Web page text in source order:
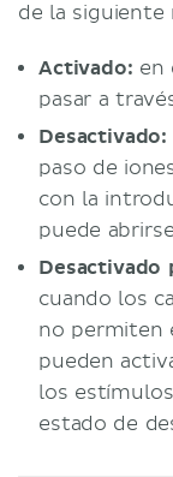
de la siguiente
Activado: en
pasar a
Desactivado:
paso de
con la
puede
Desactivado
cuando los
no permiten
pueden
los
estado de